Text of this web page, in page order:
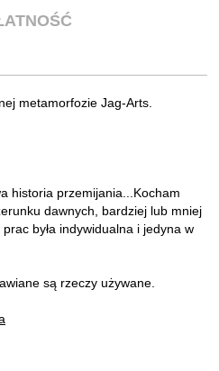
metamorfozie Jag-Arts.
historia przemijania...Kocham
dawnych, bardziej lub mniej
była indywidualna i jedyna w
są rzeczy używane.